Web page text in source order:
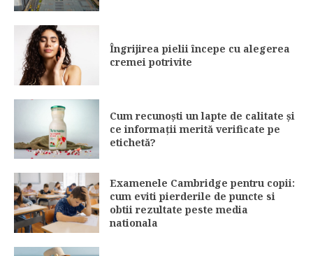
Îngrijirea pielii începe cu alegerea
cremei potrivite
Cum recunoști un lapte de calitate și
ce informații merită verificate pe
etichetă?
Examenele Cambridge pentru copii:
cum eviti pierderile de puncte si
obtii rezultate peste media
nationala